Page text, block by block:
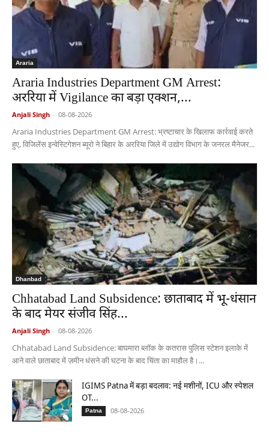
Araria
Araria Industries Department GM Arrest:
अररिया में Vigilance का बड़ा एक्शन,...
Anjali Singh - 08-08-2026
Araria Industries Department GM Arrest: भ्रष्टाचार के खिलाफ कार्रवाई करते
हुए, विजिलेंस इन्वेस्टिगेशन ब्यूरो ने बिहार के अररिया जिले में उद्योग विभाग के जनरल मैनेजर...
Dhanbad
Chhatabad Land Subsidence: छाताबाद में भू-धंसान
के बाद मेयर संजीव सिंह...
Anjali Singh - 08-08-2026
Chhatabad Land Subsidence: बाघमारा ब्लॉक के कतरास पुलिस स्टेशन इलाके में
आने वाले छाताबाद में ज़मीन धंसने की घटना के बाद चिंता का माहौल है।...
IGIMS Patna में बड़ा बदलाव: नई मशीनों, ICU और स्पेशल
OT...
Patna 08-08-2026